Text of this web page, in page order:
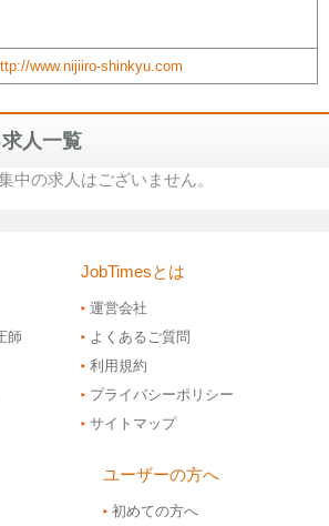
www.nijiiro-shinkyu.com
人一覧
中の求人はございません。
師
JobTimesとは
運営会社
よくあるご質問
利用規約
プライバシーポリシー
サイトマップ
ユーザーの方へ
初めての方へ